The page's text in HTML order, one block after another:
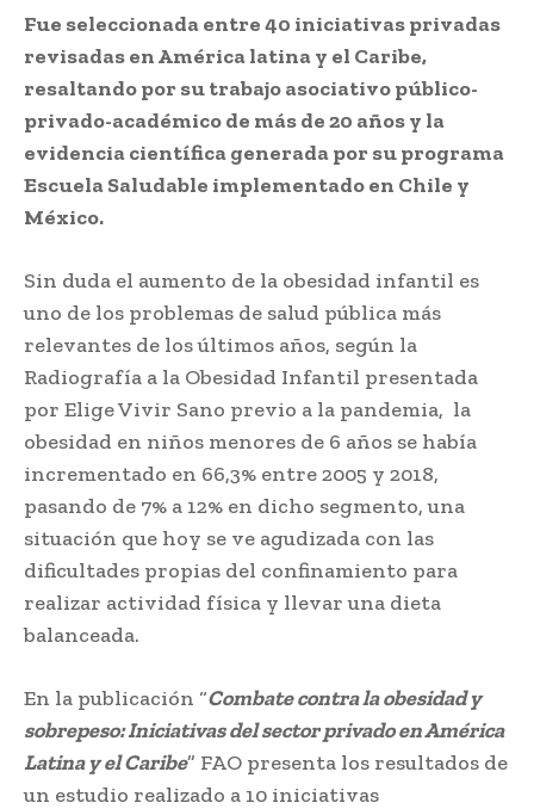
Fue seleccionada entre 40 iniciativas privadas
revisadas en América latina y el Caribe,
resaltando por su trabajo asociativo público-
privado-académico de más de 20 años y la
evidencia científica generada por su programa
Escuela Saludable implementado en Chile y
México.
Sin duda el aumento de la obesidad infantil es
uno de los problemas de salud pública más
relevantes de los últimos años, según la
Radiografía a la Obesidad Infantil presentada
por Elige Vivir Sano previo a la pandemia, la
obesidad en niños menores de 6 años se había
incrementado en 66,3% entre 2005 y 2018,
pasando de 7% a 12% en dicho segmento, una
situación que hoy se ve agudizada con las
dificultades propias del confinamiento para
realizar actividad física y llevar una dieta
balanceada.
En la publicación “Combate contra la obesidad y
sobrepeso: Iniciativas del sector privado en América
Latina y el Caribe” FAO presenta los resultados de
un estudio realizado a 10 iniciativas